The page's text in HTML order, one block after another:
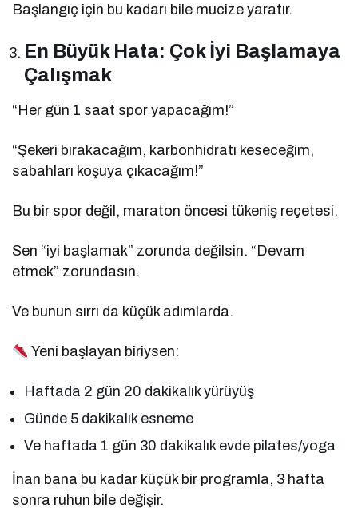
Başlangıç için bu kadarı bile mucize yaratır.
En Büyük Hata: Çok İyi Başlamaya
Çalışmak
“Her gün 1 saat spor yapacağım!”
“Şekeri bırakacağım, karbonhidratı keseceğim,
sabahları koşuya çıkacağım!”
Bu bir spor değil, maraton öncesi tükeniş reçetesi.
Sen “iyi başlamak” zorunda değilsin. “Devam
etmek” zorundasın.
Ve bunun sırrı da küçük adımlarda.
Yeni başlayan biriysen:
Haftada 2 gün 20 dakikalık yürüyüş
Günde 5 dakikalık esneme
Ve haftada 1 gün 30 dakikalık evde pilates/yoga
İnan bana bu kadar küçük bir programla, 3 hafta
sonra ruhun bile değişir.